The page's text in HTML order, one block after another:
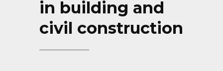
in building and
civil construction